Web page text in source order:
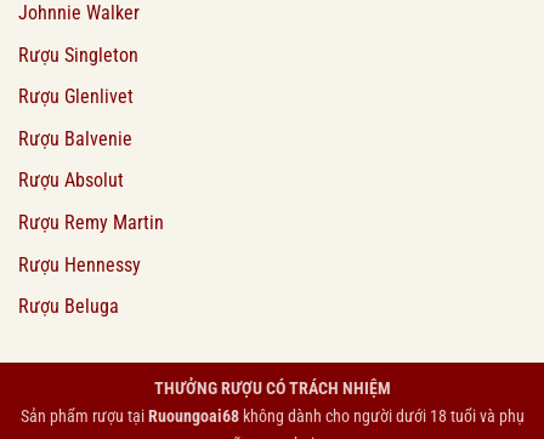
Johnnie Walker
Rượu Singleton
Rượu Glenlivet
Rượu Balvenie
Rượu Absolut
Rượu Remy Martin
Rượu Hennessy
Rượu Beluga
THƯỞNG RƯỢU CÓ TRÁCH NHIỆM
Sản phẩm rượu tạiRuoungoai68không dành cho người dưới 18 tuổi và phụ